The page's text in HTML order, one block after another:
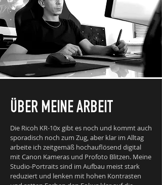
ÜBER MEINE ARBEIT
Die Ricoh KR-10x gibt es noch und kommt auch
sporadisch noch zum Zug, aber klar im Alltag
arbeite ich zeitgemäß hochauflösend digital
mit Canon Kameras und Profoto Blitzen. Meine
Studio-Portraits sind im Aufbau meist stark
reduziert und lenken mit hohen Kontrasten